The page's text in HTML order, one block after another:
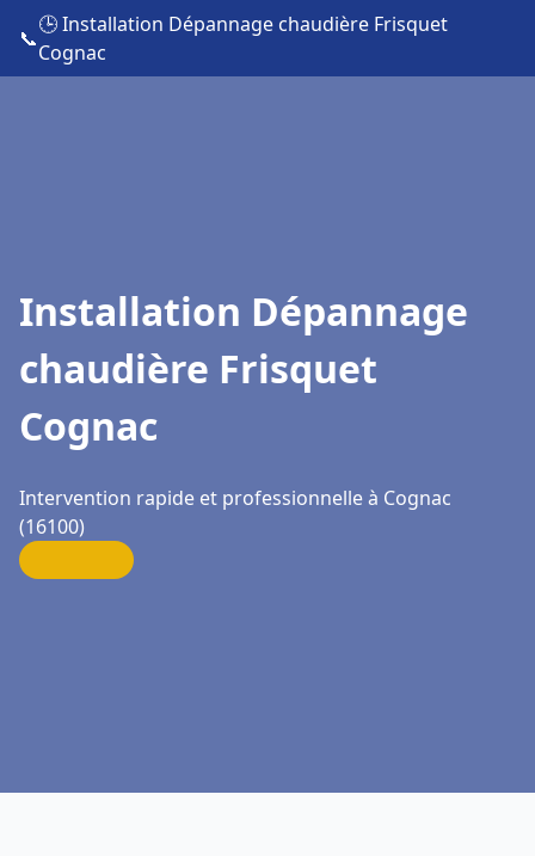
📞
🕒 Installation Dépannage chaudière Frisquet
Cognac
Installation Dépannage
chaudière Frisquet
Cognac
Intervention rapide et professionnelle à Cognac
(16100)